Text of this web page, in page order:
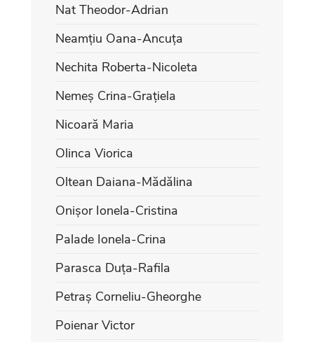
Nat Theodor-Adrian
Neamțiu Oana-Ancuța
Nechita Roberta-Nicoleta
Nemeș Crina-Grațiela
Nicoară Maria
Olinca Viorica
Oltean Daiana-Mădălina
Onișor Ionela-Cristina
Palade Ionela-Crina
Parasca Duța-Rafila
Petraș Corneliu-Gheorghe
Poienar Victor